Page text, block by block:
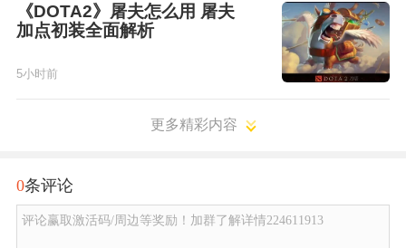
《DOTA2》屠夫怎么用 屠夫
加点初装全面解析
5小时前
更多精彩内容
0条评论
评论赢取激活码/周边等奖励！加群了解详情224611913